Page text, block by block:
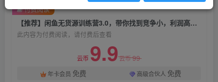
【推荐】闲鱼无货源训练营3.0，带你找到竞争小，利润高的蓝海产品，每天都出单赚钱！（更新）
此内容为付费阅读，请付费后查看
云币 9.9云币99
年卡会员 免费 高级合伙人 免费
付费阅读